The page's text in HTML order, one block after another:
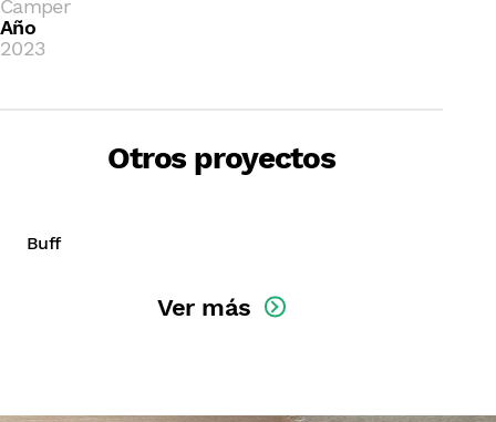
Camper
Año
2023
Otros proyectos
de sostenibilidad
Buff
Ver más